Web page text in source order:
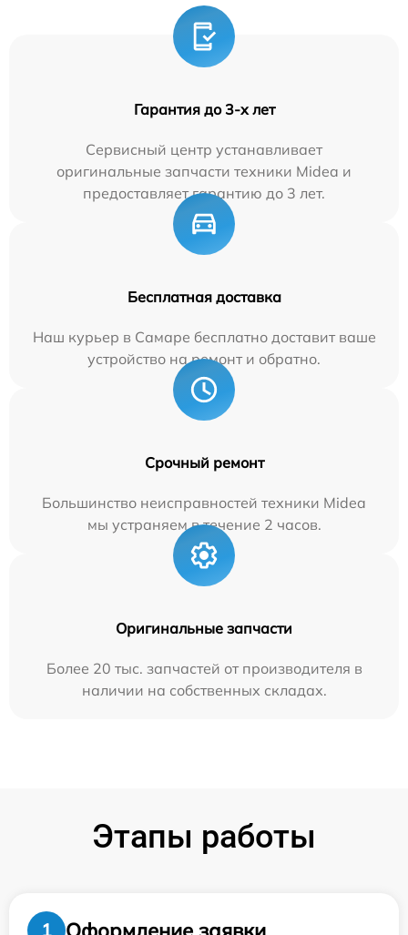
Гарантия до 3-х лет
Сервисный центр устанавливает
оригинальные запчасти техники Midea и
предоставляет гарантию до 3 лет.
Бесплатная доставка
Наш курьер в Самаре бесплатно доставит ваше
устройство на ремонт и обратно.
Срочный ремонт
Большинство неисправностей техники Midea
мы устраняем в течение 2 часов.
Оригинальные запчасти
Более 20 тыс. запчастей от производителя в
наличии на собственных складах.
Этапы работы
1